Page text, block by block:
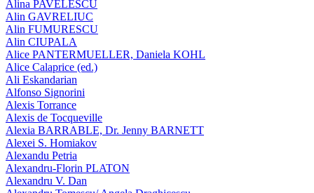
Alina PAVELESCU
Alin GAVRELIUC
Alin FUMURESCU
Alin CIUPALA
Alice PANTERMUELLER, Daniela KOHL
Alice Calaprice (ed.)
Ali Eskandarian
Alfonso Signorini
Alexis Torrance
Alexis de Tocqueville
Alexia BARRABLE, Dr. Jenny BARNETT
Alexei S. Homiakov
Alexandu Petria
Alexandru-Florin PLATON
Alexandru V. Dan